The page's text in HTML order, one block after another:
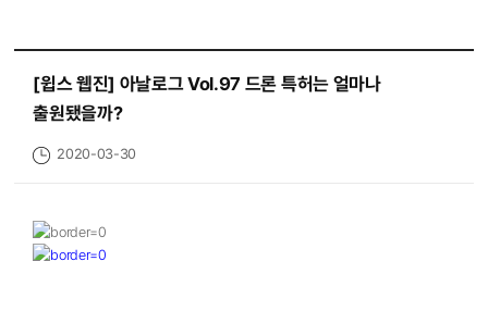
[윕스 웹진] 아날로그 Vol.97 드론 특허는 얼마나
출원됐을까?
2020-03-30